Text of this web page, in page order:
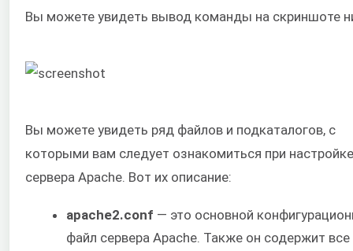
Вы можете увидеть вывод команды на скриншоте
Вы можете увидеть ряд файлов и подкаталогов, с
которыми вам следует ознакомиться при настройке
сервера Apache. Вот их описание:
apache2.conf — это основной
файл сервера Apache. Также он содержит все